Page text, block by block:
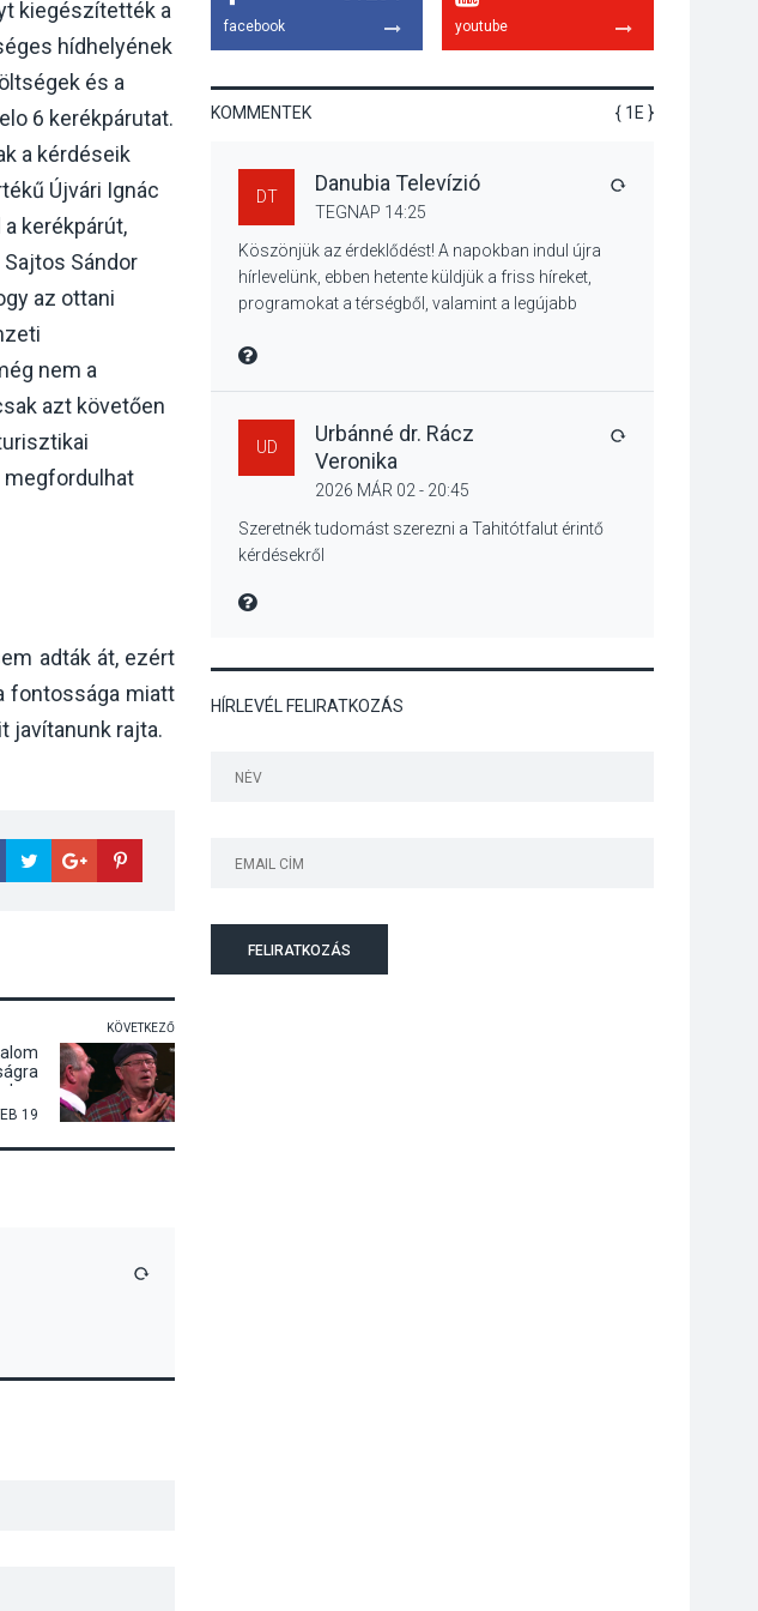
kiegészítették a
hídhelyének
és a
6 kerékpárutat.
a kérdéseik
Újvári Ignác
kerékpárút,
Sándor
az ottani
nem a
azt követően
megfordulhat
adták át, ezért
fontossága miatt
javítanunk rajta.
KÖVETKEZŐ
19
lesz Tahitótfaluban a
Bodor Majorban
Színek, közösség és
hagyomány – kiállítás
Irány Surány Fesztivált
koncert lesz a
pilismaróti Duna-
parton
KULTÚRA 2026 AUG 05
KÖZÉLET
facebook youtube
KOMMENTEK { 1E }
DT
Danubia Televízió
TEGNAP 14:25
Köszönjük az érdeklődést! A napokban indul újra
hírlevelünk, ebben hetente küldjük a friss híreket,
programokat a térségből, valamint a legújabb
Üdvözlettel: a Danubia Televízió csapata
MIRE MONDTA
UD
Urbánné dr. Rácz
Veronika
2026 MÁR 02 - 20:45
Szeretnék tudomást szerezni a Tahitótfalut érintő
kérdésekről
MIRE MONDTA
HÍRLEVÉL FELIRATKOZÁS
FELIRATKOZÁS